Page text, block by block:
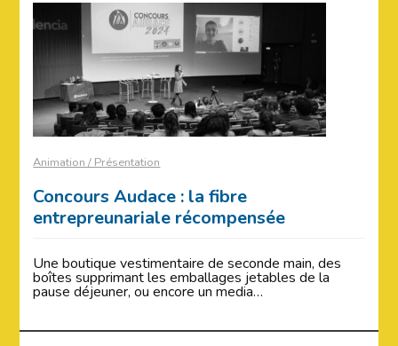
Animation / Présentation
Concours Audace : la fibre
entrepreunariale récompensée
Une boutique vestimentaire de seconde main, des
boîtes supprimant les emballages jetables de la
pause déjeuner, ou encore un media…